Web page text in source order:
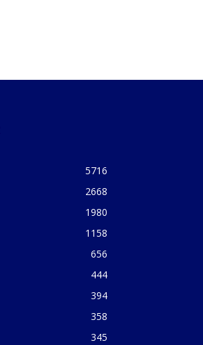
5716
2668
1980
1158
656
444
394
358
345